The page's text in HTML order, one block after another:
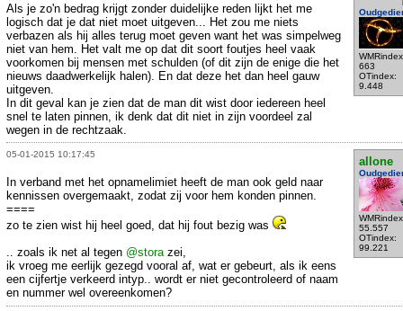
663
OTindex:
9.448
Als je zo'n bedrag krijgt zonder duidelijke reden lijkt het me
logisch dat je dat niet moet uitgeven... Het zou me niets
verbazen als hij alles terug moet geven want het was simpelweg
niet van hem. Het valt me op dat dit soort foutjes heel vaak
voorkomen bij mensen met schulden (of dit zijn de enige die het
nieuws daadwerkelijk halen). En dat deze het dan heel gauw
uitgeven.
In dit geval kan je zien dat de man dit wist door iedereen heel
snel te laten pinnen, ik denk dat dit niet in zijn voordeel zal
wegen in de rechtzaak.
05-01-2015 10:17:45
allone
55.557
OTindex:
99.221
In verband met het opnamelimiet heeft de man ook geld naar
kennissen overgemaakt, zodat zij voor hem konden pinnen.
====
zo te zien wist hij heel goed, dat hij fout bezig was
.. zoals ik net al tegen @stora zei,
ik vroeg me eerlijk gezegd vooral af, wat er gebeurt, als ik eens
een cijfertje verkeerd intyp.. wordt er niet gecontroleerd of naam
en nummer wel overeenkomen?